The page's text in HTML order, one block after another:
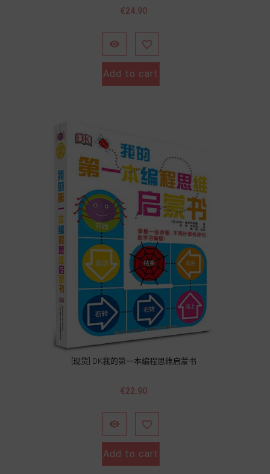
Price
€24.90
 
Add to cart
[现货] DK我的第一本编程思维启蒙书
Price
€22.90
 
Add to cart